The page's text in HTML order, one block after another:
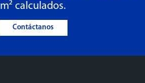
m² calculados.
Contáctanos